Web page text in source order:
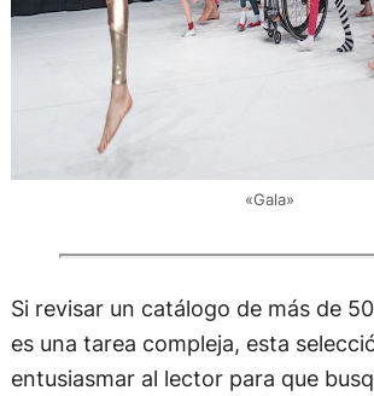
«Gala»
Si revisar un catálogo de más de
es una tarea compleja, esta
entusiasmar al lector para que